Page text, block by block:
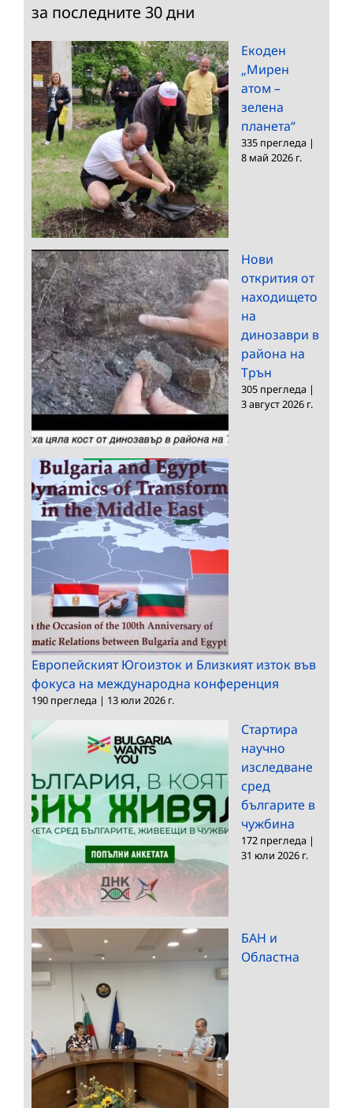
за последните 30 дни
Екоден
„Мирен
атом –
зелена
планета“
335 прегледа |
8 май 2026 г.
Нови
открития от
находището
на
динозаври в
района на
Трън
305 прегледа |
3 август 2026 г.
Европейският Югоизток и Близкият изток във
фокуса на международна конференция
190 прегледа | 13 юли 2026 г.
Стартира
научно
изследване
сред
българите в
чужбина
172 прегледа |
31 юли 2026 г.
БАН и
Областна